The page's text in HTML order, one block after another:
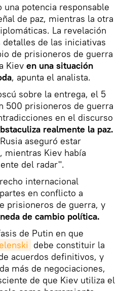
potencia responsable
de paz, mientras la otra
La revelación
de las iniciativas
de prisioneros de guerra
Kiev en una situación
, apunta el analista.
sobre la entrega, el 5
500 prisioneros de guerra
en el discurso
realmente la paz.
aseguró estar
mientras Kiev había
del radar".
internacional
en conflicto a
prisioneros de guerra, y
de cambio política.
de Putin en que
debe constituir la
acuerdos definitivos, y
más de negociaciones,
de que Kiev utiliza el